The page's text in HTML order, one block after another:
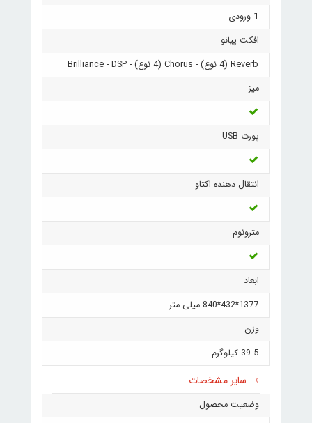
1 ورودی
افکت پیانو
Reverb (4 نوع) - Chorus (4 نوع) - Brilliance - DSP
میز
پورت USB
انتقال دهنده اکتاو
مترونوم
ابعاد
1377*432*840 میلی متر
وزن
39.5 کیلوگرم
سایر مشخصات
وضعیت محصول